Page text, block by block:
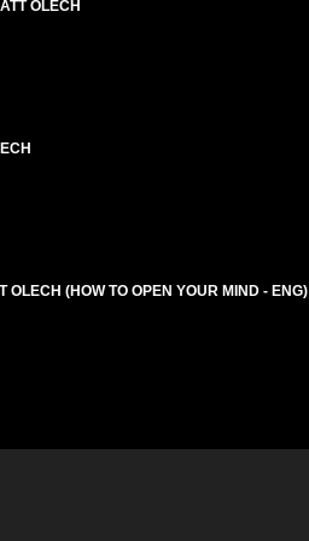
OLECH
(HOW TO OPEN YOUR MIND - ENG)